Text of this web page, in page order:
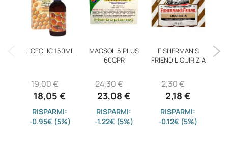
LIOFOLIC 150ML
18,05 €
19,00 €
RISPARMI:
-0.95€ (5%)
MAGSOL 5 PLUS
60CPR
23,08 €
24,30 €
RISPARMI:
-1.22€ (5%)
FISHERMAN'S
FRIEND LIQUIRIZIA
2,18 €
2,30 €
RISPARMI:
-0.12€ (5%)